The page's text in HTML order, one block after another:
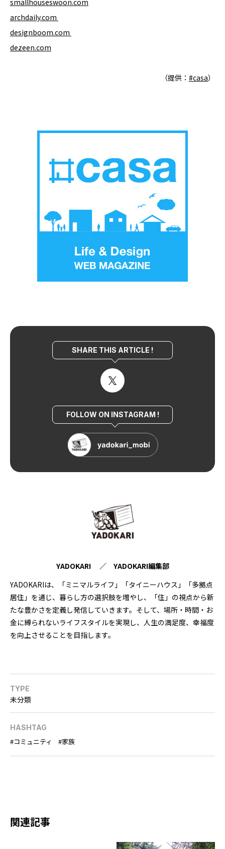
archdaily.com
designboom.com
dezeen.com
（提供： #casa）
SHARE THIS ARTICLE !
FOLLOW ON INSTAGRAM !
YADOKARI ／ YADOKARI編集部
YADOKARIは、「ミニマルライフ」「タイニーハウス」「多拠点
居住」を通じ、暮らし方の選択肢を増やし、「住」の視点から新
たな豊かさを定義し発信していきます。そして、場所・時間・お
金に縛られないライフスタイルを実現し、人生の満足度、幸福度
を向上させることを目指します。
TYPE
未分類
HASHTAG
コミュニティ 家族
関連記事